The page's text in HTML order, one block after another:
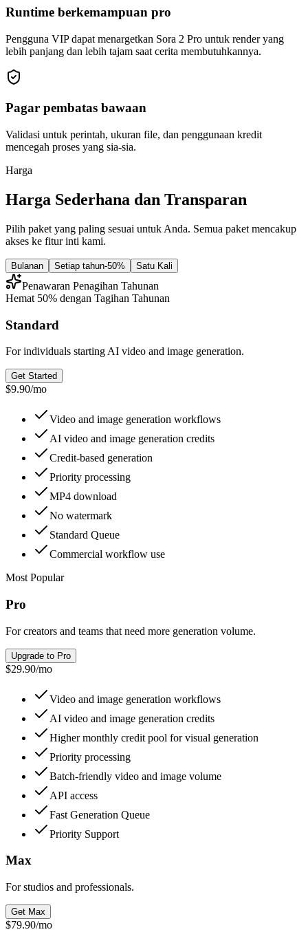
Runtime berkemampuan pro
Pengguna VIP dapat menargetkan Sora 2 Pro untuk render yang
lebih panjang dan lebih tajam saat cerita membutuhkannya.
Pagar pembatas bawaan
Validasi untuk perintah, ukuran file, dan penggunaan kredit
mencegah proses yang sia-sia.
Harga
Harga Sederhana dan Transparan
Pilih paket yang paling sesuai untuk Anda. Semua paket mencakup
akses ke fitur inti kami.
Bulanan Setiap tahun-50% Satu Kali
Penawaran Penagihan Tahunan
Hemat 50% dengan Tagihan Tahunan
Standard
For individuals starting AI video and image generation.
Get Started
$9.90/mo
Video and image generation workflows
AI video and image generation credits
Credit-based generation
Priority processing
MP4 download
No watermark
Standard Queue
Commercial workflow use
Most Popular
Pro
For creators and teams that need more generation volume.
Upgrade to Pro
$29.90/mo
Video and image generation workflows
AI video and image generation credits
Higher monthly credit pool for visual generation
Priority processing
Batch-friendly video and image volume
API access
Fast Generation Queue
Priority Support
Max
For studios and professionals.
Get Max
$79.90/mo